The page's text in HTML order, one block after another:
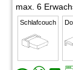
max. 6
Schlafcouch